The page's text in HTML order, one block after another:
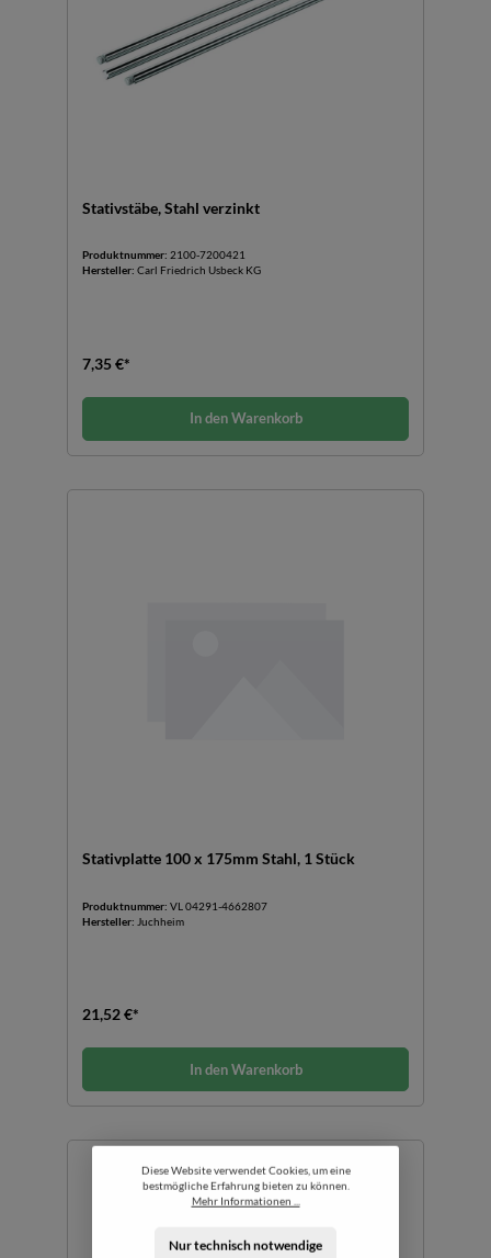
Stativstäbe, Stahl verzinkt
Produktnummer: 2100-7200421
Hersteller: Carl Friedrich Usbeck KG
7,35 €*
In den Warenkorb
Stativplatte 100 x 175mm Stahl, 1 Stück
Produktnummer: VL 04291-4662807
Hersteller: Juchheim
21,52 €*
In den Warenkorb
Diese Website verwendet Cookies, um eine
bestmögliche Erfahrung bieten zu können.
Mehr Informationen ...
Nur technisch notwendige